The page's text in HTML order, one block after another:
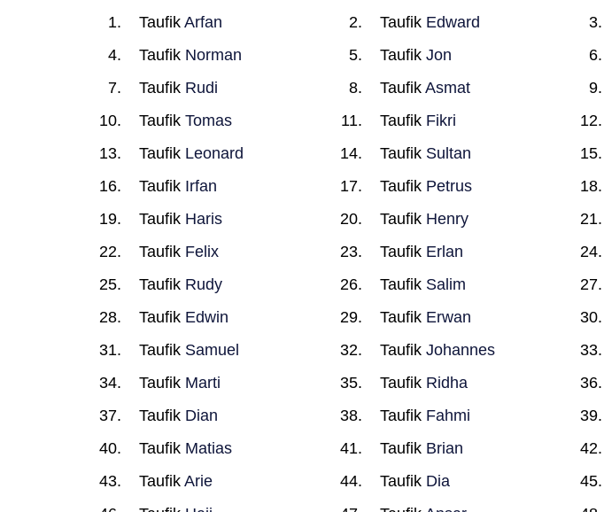
Taufik Arfan Taufik Edward
Taufik Norman Taufik Jon
Taufik Rudi Taufik Asmat
Taufik Tomas Taufik Fikri
Taufik Leonard Taufik Sultan
Taufik Irfan Taufik Petrus
Taufik Haris Taufik Henry
Taufik Felix Taufik Erlan
Taufik Rudy Taufik Salim
Taufik Edwin Taufik Erwan
Taufik Samuel Taufik Johannes
Taufik Marti Taufik Ridha
Taufik Dian Taufik Fahmi
Taufik Matias Taufik Brian
Taufik Arie Taufik Dia